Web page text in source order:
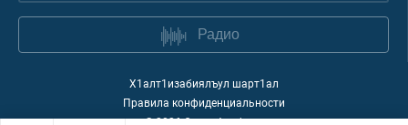
Радио
Х1алт1изабиялъул шарт1ал
Правила конфиденциальности
©2026Quran Academy